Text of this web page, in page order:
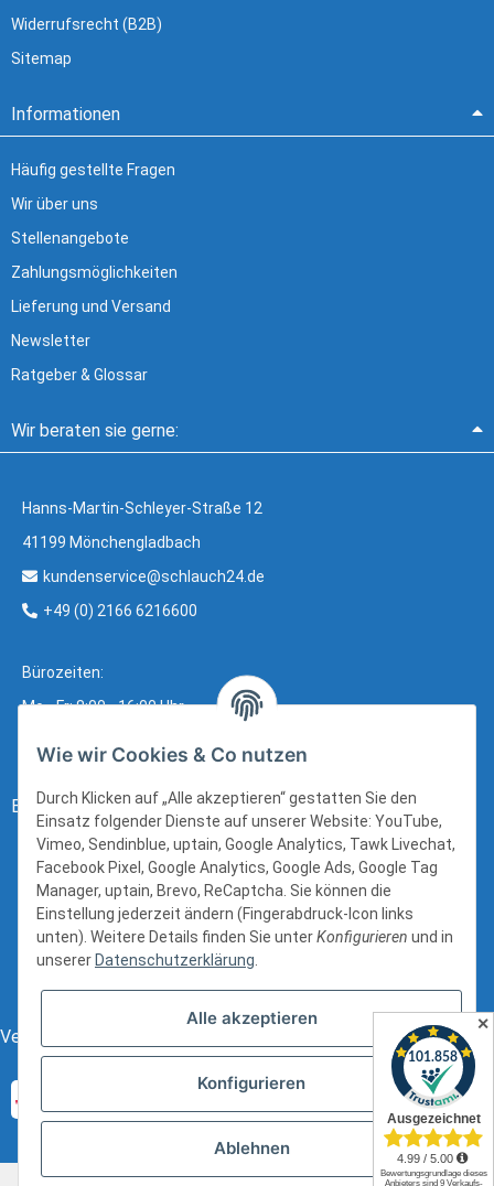
Widerrufsrecht (B2B)
Sitemap
Informationen
Häufig gestellte Fragen
Wir über uns
Stellenangebote
Zahlungsmöglichkeiten
Lieferung und Versand
Newsletter
Ratgeber & Glossar
Wir beraten sie gerne:
Hanns-Martin-Schleyer-Straße 12
41199 Mönchengladbach
kundenservice@schlauch24.de
+49 (0) 2166 6216600
Bürozeiten:
Mo - Fr: 8:00 - 16:00 Uhr
Bezahlung:
Versand:
* Alle Preise inkl. gesetzlicher USt., zzgl.Versand
Wie wir Cookies & Co nutzen
Durch Klicken auf „Alle akzeptieren“ gestatten Sie den
Einsatz folgender Dienste auf unserer Website: YouTube,
Vimeo, Sendinblue, uptain, Google Analytics, Tawk Livechat,
Facebook Pixel, Google Analytics, Google Ads, Google Tag
Manager, uptain, Brevo, ReCaptcha. Sie können die
Einstellung jederzeit ändern (Fingerabdruck-Icon links
unten). Weitere Details finden Sie unterKonfigurieren und in
unserer Datenschutzerklärung.
Alle akzeptieren
Konfigurieren
Ablehnen
✕